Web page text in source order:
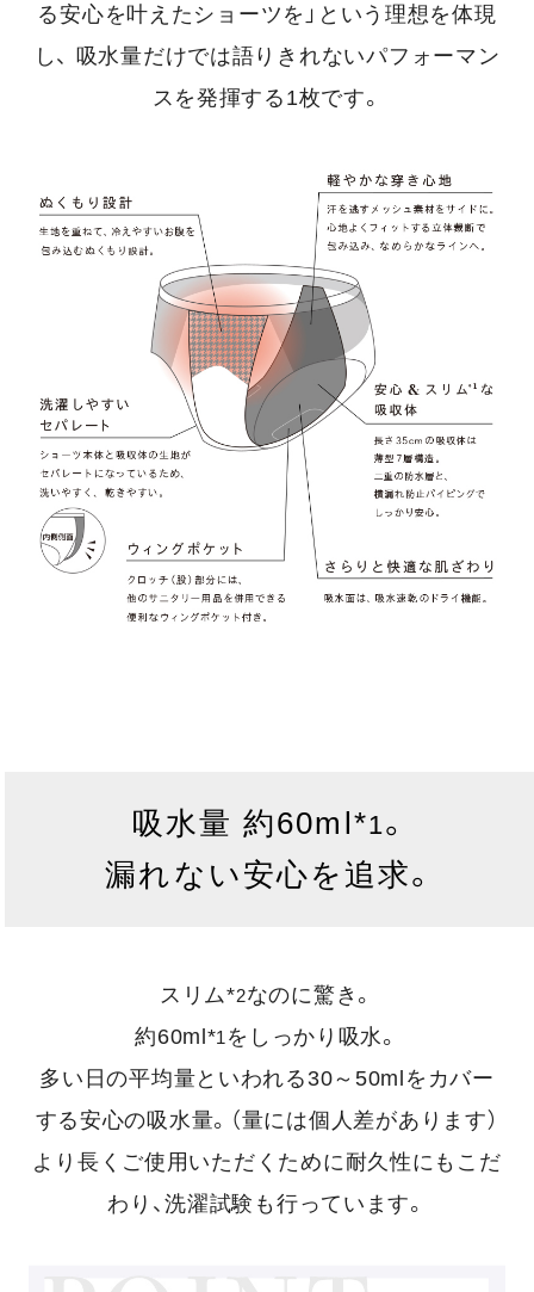
る安心を叶えたショーツを」という理想を体現
し、 吸水量だけでは語りきれないパフォーマン
スを発揮する1枚です。
吸水量 約60ml*1。
漏れない安心を追求。
スリム*2なのに驚き。
約60ml*1 をしっかり吸水。
多い日の平均量といわれる30～50mlをカバー
する安心の吸水量。（量には個人差があります）
より長くご使用いただくために耐久性にもこだ
わり、洗濯試験も行っています。